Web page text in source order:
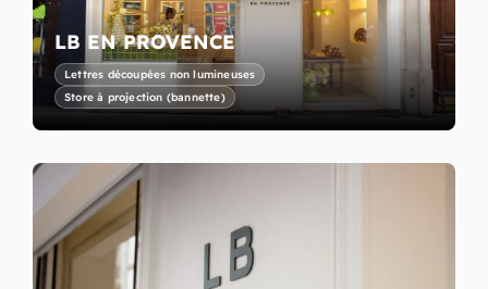
LB EN PROVENCE
Lettres découpées non lumineuses
Store à projection (bannette)